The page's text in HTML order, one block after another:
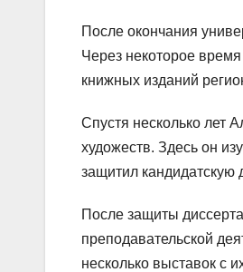
После окончания
Через некоторое
книжных изданий
Спустя несколько лет
художеств. Здесь он
защитил кандидатскую
После защиты
преподавательской
несколько выставок с